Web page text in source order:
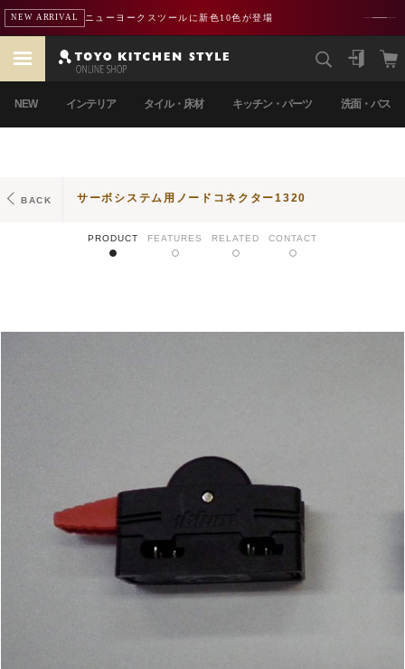
NEW ARRIVAL ニューヨークスツールに新色10色が登場
NEW インテリア タイル・床材 キッチン・パーツ 洗面・バス
BACK サーボシステム用ノードコネクター1320
PRODUCT FEATURES RELATED CONTACT